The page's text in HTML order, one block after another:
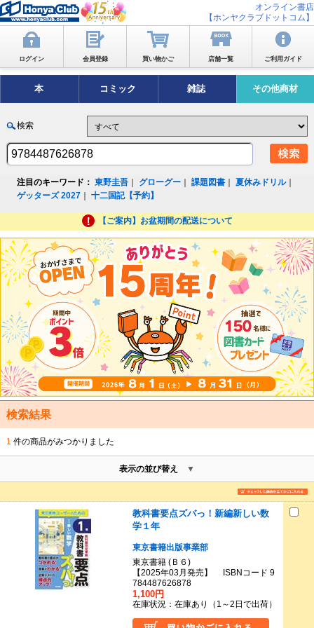
オンライン書店
【ホンヤクラブドットコム】
ログイン 会員登録 買い物かご 店舗一覧 ご利用ガイド
本 コミック 雑誌 その他商材
検索
注目のキーワード： 東野圭吾 グローグー ｜課題図書 ｜夏休みドリル｜
ゲッターズ 2027 ｜十二国記【予約】
【ご案内】お盆期間の配送について
検索結果
1 件の商品がみつかりました
表示の並び替え
教科書要点ズバっ！新編新しい数
学１年
東京書籍出版事業部
東京書籍 (Ｂ６)
【2025年03月発売】 ISBNコード 9
784487626878
1,100円
在庫状況：在庫あり（1～2日で出荷）